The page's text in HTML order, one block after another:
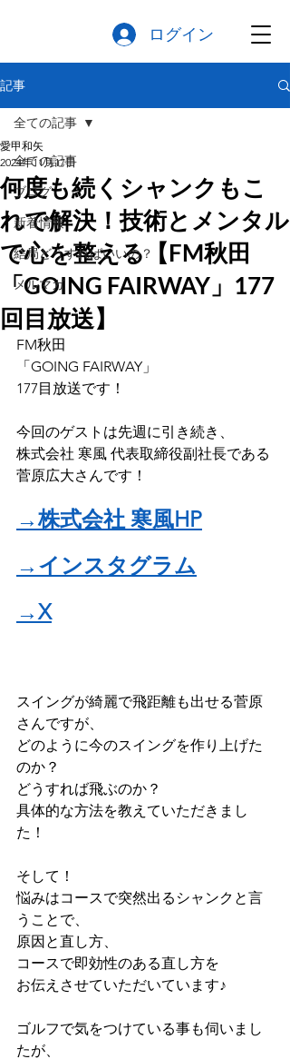
ログイン
記事
全ての記事
ブログ
新着情報
結局どうすればいいの？
メルマガ
全ての記事
何度も続くシャンクもこ
れで解決！技術とメンタル
で心を整える【FM秋田
「GOING FAIRWAY」177
回目放送】
愛甲和矢
2024年11月17日
FM秋田
「GOING FAIRWAY」
177目放送です！
今回のゲストは先週に引き続き、
株式会社 寒風 代表取締役副社長である
菅原広大さんです！
→株式会社 寒風HP
→インスタグラム
→X
スイングが綺麗で飛距離も出せる菅原
さんですが、
どのように今のスイングを作り上げた
のか？
どうすれば飛ぶのか？
具体的な方法を教えていただきまし
た！
そして！
悩みはコースで突然出るシャンクと言
うことで、
原因と直し方、
コースで即効性のある直し方を
お伝えさせていただいています♪
ゴルフで気をつけている事も伺いまし
たが、